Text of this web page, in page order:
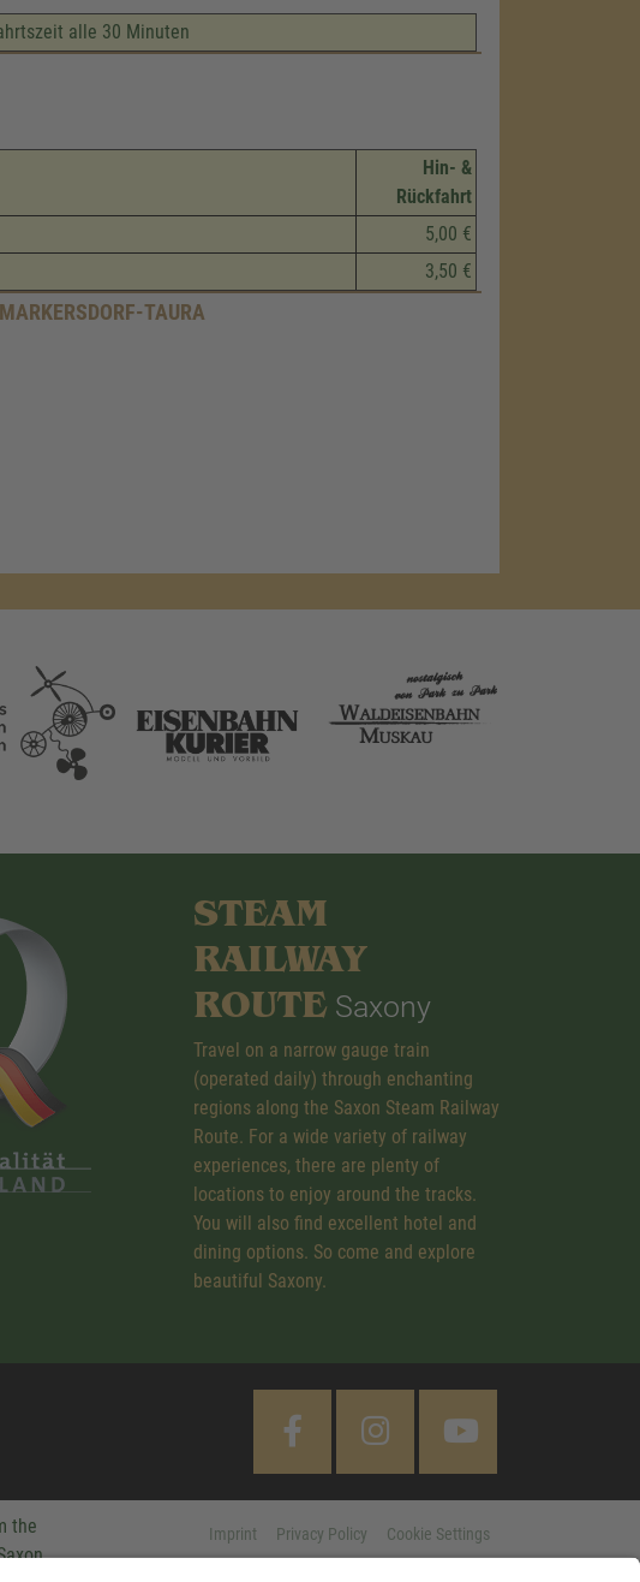
alle 30 Minuten
Hin- &
Rückfahrt
5,00 €
3,50 €
TAURA
STEAM
RAILWAY
ROUTE Saxony
Travel on a narrow gauge train
(operated daily) through enchanting
regions along the Saxon Steam Railway
Route. For a wide variety of railway
experiences, there are plenty of
locations to enjoy around the tracks.
You will also find excellent hotel and
dining options. So come and explore
beautiful Saxony.
the
Imprint Privacy Policy Cookie Settings